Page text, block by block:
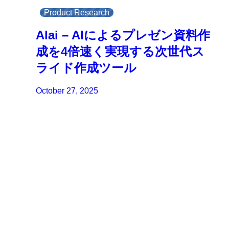
Product Research
Alai – AIによるプレゼン資料作
成を4倍速く実現する次世代ス
ライド作成ツール
October 27, 2025